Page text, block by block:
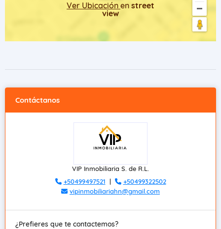
Ver Ubicación en street
view
Contáctanos
VIP Inmobiliaria S. de R.L.
+50499497521 |
+50499322502
vipinmobiliariahn@gmail.com
¿Prefieres que te contactemos?